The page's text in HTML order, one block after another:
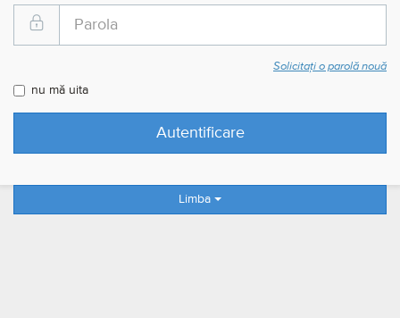
Solicitați o parolă nouă
nu mă uita
Limba